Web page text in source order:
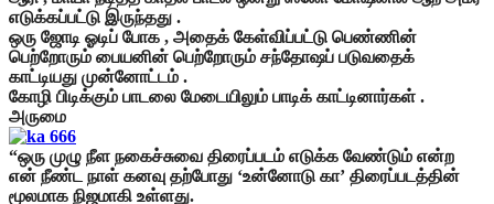
எடுக்கப்பட்டு இருந்தது .
ஒரு ஜோடி ஓடிப் போக , அதைக் கேள்விப்பட்டு பெண்ணின்
பெற்றோரும் பையனின் பெற்றோரும் சந்தோஷப் படுவதைக்
காட்டியது முன்னோட்டம் .
கோழி பிடிக்கும் பாடலை மேடையிலும் பாடிக் காட்டினார்கள் .
அருமை
“ஒரு முழு நீள நகைச்சுவை திரைப்படம் எடுக்க வேண்டும் என்ற
என் நீண்ட நாள் கனவு தற்போது ‘உன்னோடு கா’ திரைப்படத்தின்
மூலமாக நிஜமாகி உள்ளது.